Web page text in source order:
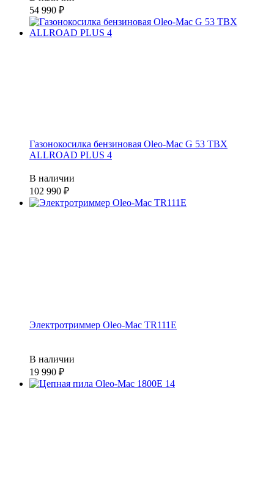
54 990
Газонокосилка бензиновая Oleo-Mac G 53 TBX
ALLROAD PLUS 4
В наличии
102 990
Электротриммер Oleo-Mac TR111E
В наличии
19 990